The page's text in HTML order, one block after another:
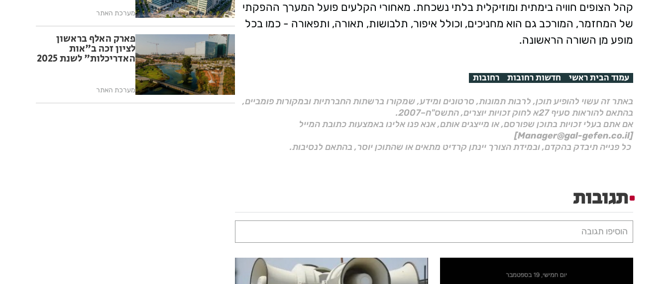
קהל הצופים חוויה בימתית ומוזיקלית בלתי נשכחת. מאחורי הקלעים פועל המערך ההפקתי
של המחזמר, המורכב גם הוא מחניכים, וכולל איפור, תלבושות, תאורה, ותפאורה - כמו בכל
מופע מן השורה הראשונה.
עמוד הבית ראשי חדשות רחובות רחובות
באתר זה עשוי להופיע תוכן, לרבות תמונות, סרטונים ומידע, שמקורו ברשתות החברתיות ובמקורות פומביים,
בהתאם להוראות סעיף 27א לחוק זכויות יוצרים, התשס"ח–2007.
אם אתם בעלי זכויות בתוכן שפורסם, או מייצגים אותם, אנא פנו אלינו באמצעות כתובת המייל
[Manager@gal-gefen.co.il]
כל פנייה תיבדק בהקדם, ובמידת הצורך יינתן קרדיט מתאים או שהתוכן יוסר, בהתאם לנסיבות.
תגובות
הוסיפו תגובה
מערכת האתר
פארק האלף בראשון
לציון זכה ב"אות
האדריכלות" לשנת 2025
מערכת האתר